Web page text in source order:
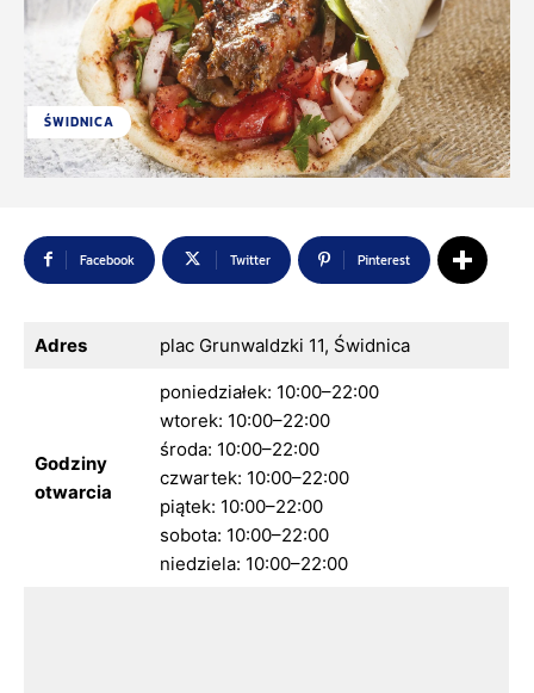
ŚWIDNICA
Facebook Twitter Pinterest
Adres plac Grunwaldzki 11, Świdnica
Godziny
otwarcia
poniedziałek: 10:00–22:00
wtorek: 10:00–22:00
środa: 10:00–22:00
czwartek: 10:00–22:00
piątek: 10:00–22:00
sobota: 10:00–22:00
niedziela: 10:00–22:00